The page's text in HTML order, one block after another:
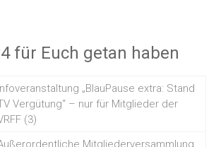
für Euch getan haben
„BlauPause extra: Stand
Vergütung“ – nur für Mitglieder der
(3)
Mitgliederversammlung